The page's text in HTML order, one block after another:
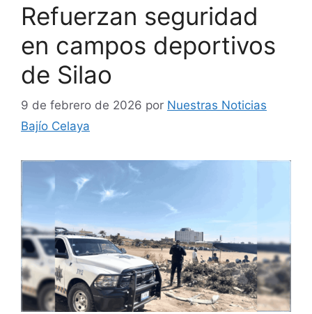
Refuerzan seguridad
en campos deportivos
de Silao
9 de febrero de 2026 por Nuestras Noticias
Bajío Celaya